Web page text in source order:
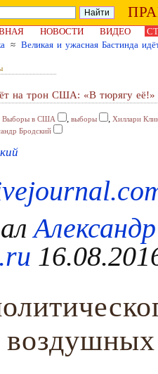
НОВОСТИ ВИДЕО
≈ Великая и ужасная Бастинда
на трон США: «В тюрягу её!»
Выборы в США , выборы , Хиллари
Бродский